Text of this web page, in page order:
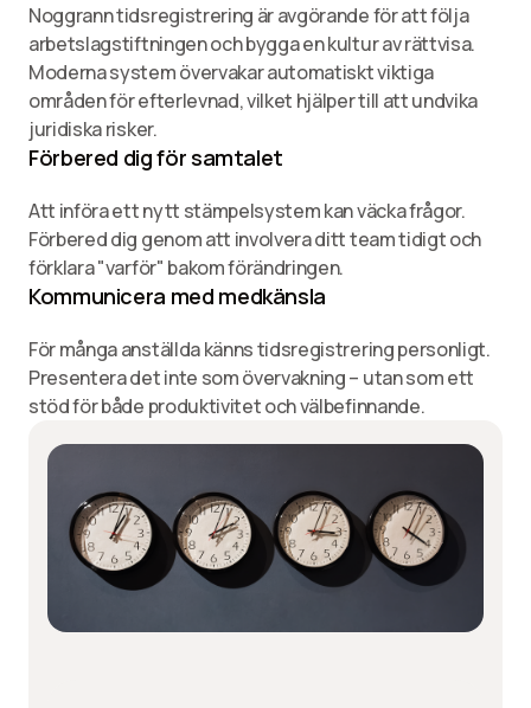
Noggrann tidsregistrering är avgörande för att följa
arbetslagstiftningen och bygga en kultur av rättvisa.
Moderna system övervakar automatiskt viktiga
områden för efterlevnad, vilket hjälper till att undvika
juridiska risker.
Förbered dig för samtalet
Att införa ett nytt stämpelsystem kan väcka frågor.
Förbered dig genom att involvera ditt team tidigt och
förklara "varför" bakom förändringen.
Kommunicera med medkänsla
För många anställda känns tidsregistrering personligt.
Presentera det inte som övervakning – utan som ett
stöd för både produktivitet och välbefinnande.